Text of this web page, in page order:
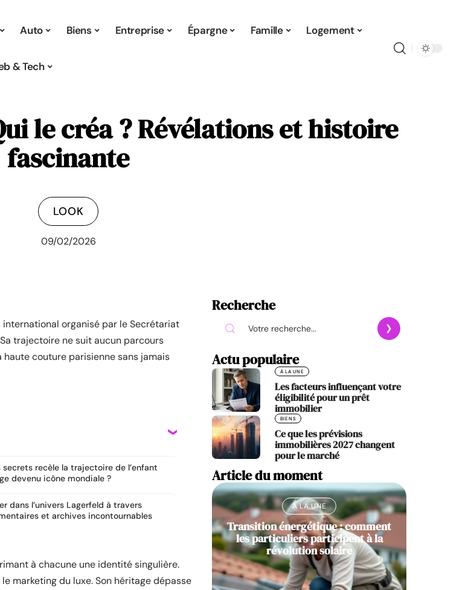
Auto Biens Entreprise Épargne Famille Logement
& Tech
le créa ? Révélations et histoire
fascinante
LOOK
09/02/2026
international organisé par le Secrétariat
trajectoire ne suit aucun parcours
haute couture parisienne sans jamais
secrets recèle la trajectoire de l’enfant
devenu icône mondiale ?
dans l’univers Lagerfeld à travers
et archives incontournables
à chacune une identité singulière.
marketing du luxe. Son héritage dépasse
Recherche
Actu populaire
À LA UNE
Les facteurs influençant votre
éligibilité pour un prêt
immobilier
BIENS
Ce que les prévisions
immobilières 2027 changent
pour le marché
Article du moment
À LA UNE
Transition énergétique : comment
les particuliers participent à la
révolution solaire